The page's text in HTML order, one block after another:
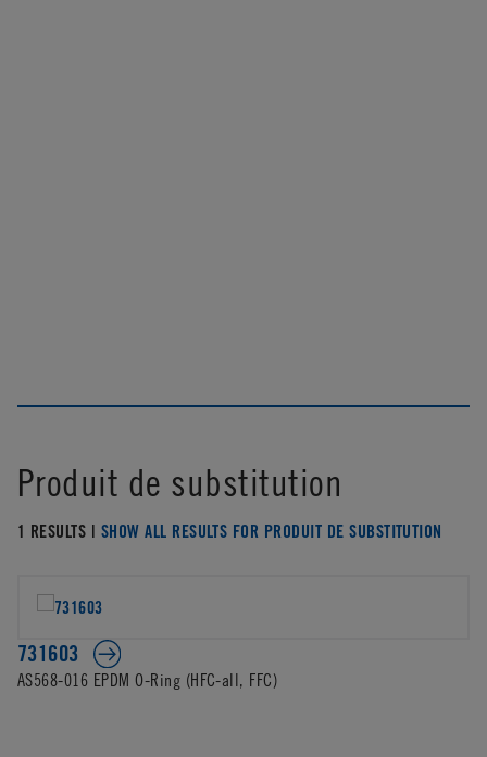
Produit de substitution
1 RESULTS | SHOW ALL RESULTS FOR PRODUIT DE SUBSTITUTION
731603
AS568-016 EPDM O-Ring (HFC-all, FFC)